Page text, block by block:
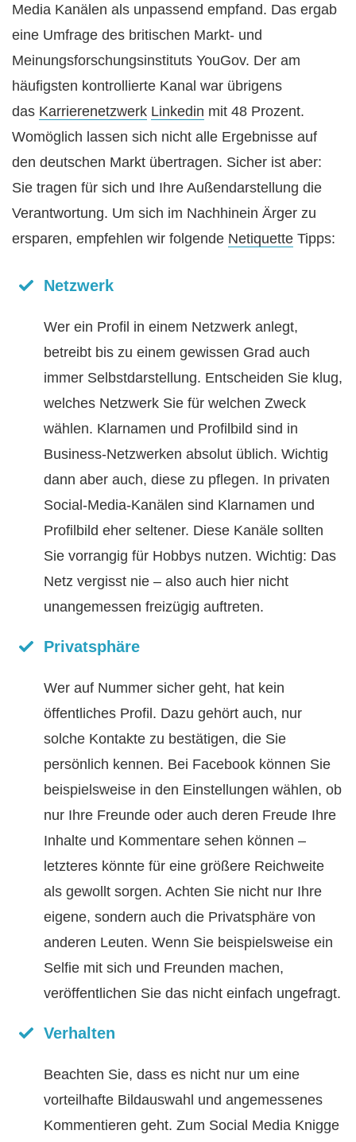
Media Kanälen als unpassend empfand. Das ergab
eine Umfrage des britischen Markt- und
Meinungsforschungsinstituts YouGov. Der am
häufigsten kontrollierte Kanal war übrigens
das Karrierenetzwerk Linkedin mit 48 Prozent.
Womöglich lassen sich nicht alle Ergebnisse auf
den deutschen Markt übertragen. Sicher ist aber:
Sie tragen für sich und Ihre Außendarstellung die
Verantwortung. Um sich im Nachhinein Ärger zu
ersparen, empfehlen wir folgende Netiquette Tipps:
Netzwerk
Wer ein Profil in einem Netzwerk anlegt,
betreibt bis zu einem gewissen Grad auch
immer Selbstdarstellung. Entscheiden Sie klug,
welches Netzwerk Sie für welchen Zweck
wählen. Klarnamen und Profilbild sind in
Business-Netzwerken absolut üblich. Wichtig
dann aber auch, diese zu pflegen. In privaten
Social-Media-Kanälen sind Klarnamen und
Profilbild eher seltener. Diese Kanäle sollten
Sie vorrangig für Hobbys nutzen. Wichtig: Das
Netz vergisst nie – also auch hier nicht
unangemessen freizügig auftreten.
Privatsphäre
Wer auf Nummer sicher geht, hat kein
öffentliches Profil. Dazu gehört auch, nur
solche Kontakte zu bestätigen, die Sie
persönlich kennen. Bei Facebook können Sie
beispielsweise in den Einstellungen wählen, ob
nur Ihre Freunde oder auch deren Freude Ihre
Inhalte und Kommentare sehen können –
letzteres könnte für eine größere Reichweite
als gewollt sorgen. Achten Sie nicht nur Ihre
eigene, sondern auch die Privatsphäre von
anderen Leuten. Wenn Sie beispielsweise ein
Selfie mit sich und Freunden machen,
veröffentlichen Sie das nicht einfach ungefragt.
Verhalten
Beachten Sie, dass es nicht nur um eine
vorteilhafte Bildauswahl und angemessenes
Kommentieren geht. Zum Social Media Knigge